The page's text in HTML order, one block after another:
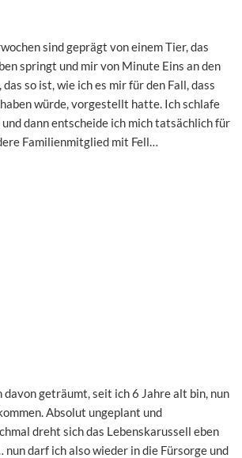
sind geprägt von einem Tier, das
springt und mir von Minute Eins an den
so ist, wie ich es mir für den Fall, dass
würde, vorgestellt hatte. Ich schlafe
dann entscheide ich mich tatsächlich für
Familienmitglied mit Fell…
davon geträumt, seit ich 6 Jahre alt bin, nun
Absolut ungeplant und
dreht sich das Lebenskarussell eben
nun darf ich also wieder in die Fürsorge und